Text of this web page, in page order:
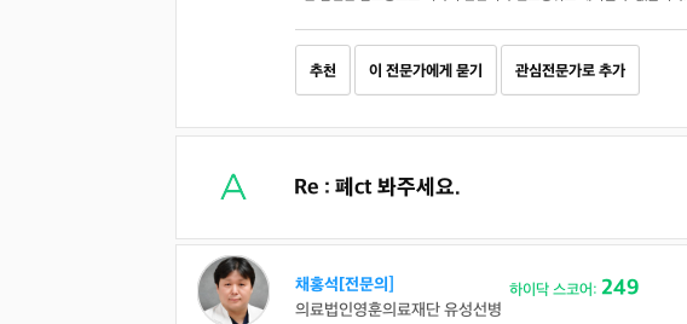
추천 이 전문가에게 묻기 관심전문가로 추가
Re : 폐ct 봐주세요.
채홍석[전문의]
의료법인영훈의료재단 유성선병
하이닥 스코어: 249